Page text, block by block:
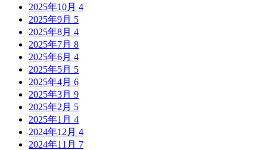
2025年10月 4
2025年9月 5
2025年8月 4
2025年7月 8
2025年6月 4
2025年5月 5
2025年4月 6
2025年3月 9
2025年2月 5
2025年1月 4
2024年12月 4
2024年11月 7